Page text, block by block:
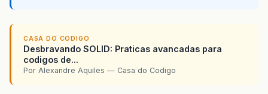
CASA DO CODIGO
Desbravando SOLID: Praticas avancadas para
codigos de...
Por Alexandre Aquiles — Casa do Codigo